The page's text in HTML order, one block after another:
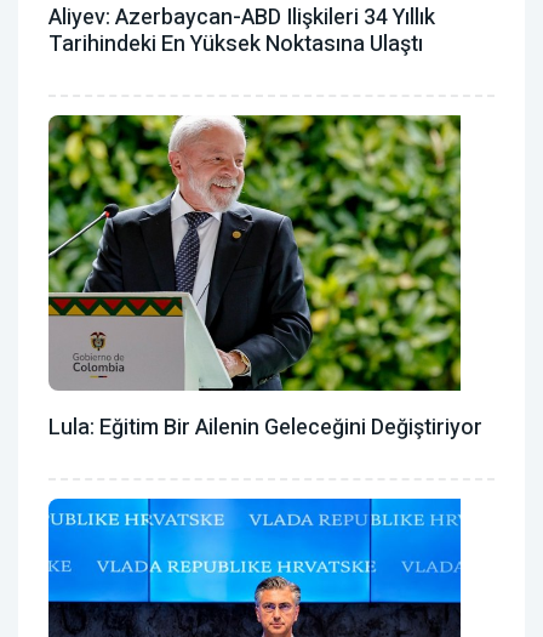
Aliyev: Azerbaycan-ABD Ilişkileri 34 Yıllık
Tarihindeki En Yüksek Noktasına Ulaştı
Lula: Eğitim Bir Ailenin Geleceğini Değiştiriyor